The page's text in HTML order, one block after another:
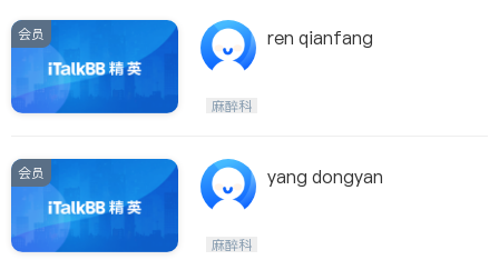
会员 ren qianfang
麻醉科
会员 yang dongyan
麻醉科